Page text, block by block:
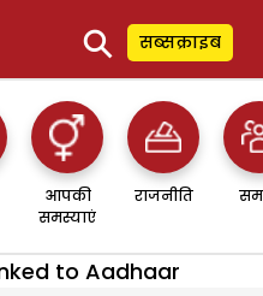
⚲ सब्सक्राइब
आपकी
समस्याएं
राजनीति
to Aadhaar